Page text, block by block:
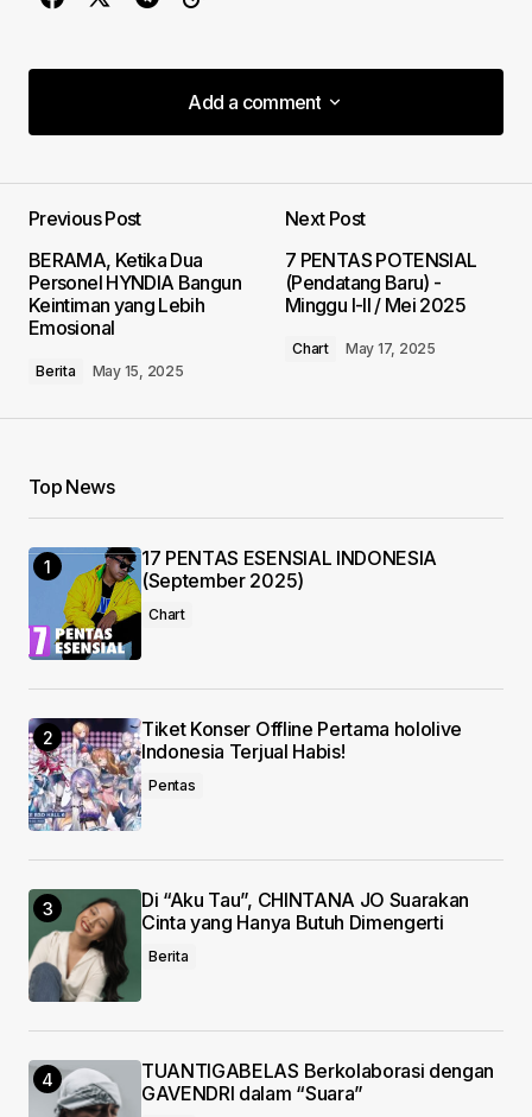
Add a comment
Add a comment
Required fields are marked*
Comment
Your Name
Your E-mail *
Save my name, email, and website in this
browser for the next time I comment.
Previous Post
BERAMA, Ketika Dua
Personel HYNDIA Bangun
Keintiman yang Lebih
Emosional
Berita May 15, 2025
Next Post
7 PENTAS POTENSIAL
(Pendatang Baru) -
Minggu I-II / Mei 2025
Chart May 17, 2025
Top News
17 PENTAS ESENSIAL INDONESIA
(September 2025)
Chart
Tiket Konser Offline Pertama hololive
Indonesia Terjual Habis!
Pentas
Di “Aku Tau”, CHINTANA JO Suarakan
Cinta yang Hanya Butuh Dimengerti
Berita
TUANTIGABELAS Berkolaborasi dengan
GAVENDRI dalam “Suara”